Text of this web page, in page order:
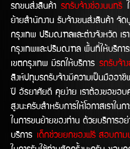
รถขนส่งสินค้า รถรับจ้างช่องนนทรี
ย้ายสำนักงาน รับจ้างขนส่งสินค้า จัด
กรุงเทพ ปริมณฑลและต่างจังหวัด เร
กรุงเทพและปริมณฑล พื้นที่ให้บริการ
เขตกรุงเทพ มีรถให้บริการ รถรับจ้า
สิงห์ปทุมรถรับจ้างมีความเป็นมืออา
ปี อัธยาศัยดี คุยง่าย เราต้องขอขอบ
สูงนะครับสำหรับการให้โอกาสเราในก
ในการขนย้ายของท่าน ด้วยบริการอ
บริการ
เด็กช่วยยกของฟรี สอบถาม